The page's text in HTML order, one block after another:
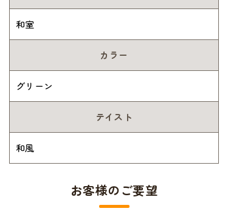
和室
カラー
グリーン
テイスト
和風
お客様のご要望